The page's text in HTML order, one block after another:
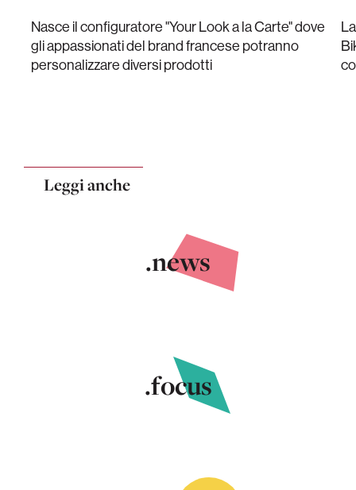
Nasce il configuratore "Your Look a la Carte" dove
gli appassionati del brand francese potranno
personalizzare diversi prodotti
Leggi anche
.news
.focus